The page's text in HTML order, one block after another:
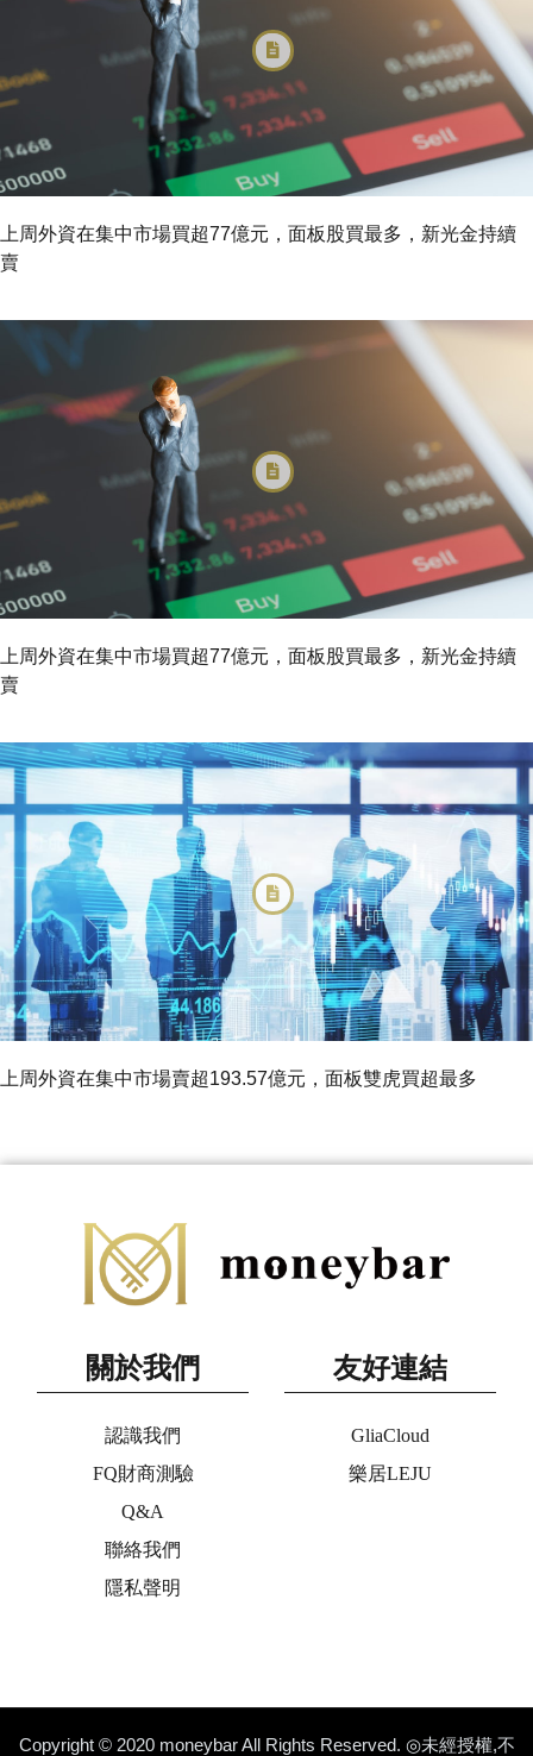
上周外資在集中市場買超77億元，面板股買最多，新光金持續
賣
上周外資在集中市場買超77億元，面板股買最多，新光金持續
賣
上周外資在集中市場賣超193.57億元，面板雙虎買超最多
關於我們
認識我們
FQ財商測驗
Q&A
聯絡我們
隱私聲明
友好連結
GliaCloud
樂居LEJU
Copyright © 2020 moneybar All Rights Reserved. ◎未經授權,不